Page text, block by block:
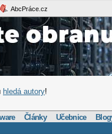
AbcPráce.cz
hledá autory!
Články Učebnice